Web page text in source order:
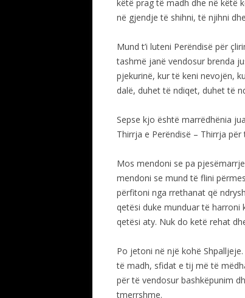
këtë prag të madh dhe në këtë
në gjendje të shihni, të njihni
Mund t’i luteni Perëndisë për
tashmë janë vendosur brenda
pjekurinë, kur të keni nevojën,
dalë, duhet të ndiqet, duhet të
Sepse kjo është marrëdhënia
Thirrja e Perëndisë – Thirrja për
Mos mendoni se pa
mendoni se mund të flini
përfitoni nga rrethanat që
qetësi duke munduar të harroni
qetësi aty. Nuk do ketë rehat
Po jetoni në një kohë
të madh, sfidat e tij më të
për të vendosur bashkëpunim
tmerrshme.